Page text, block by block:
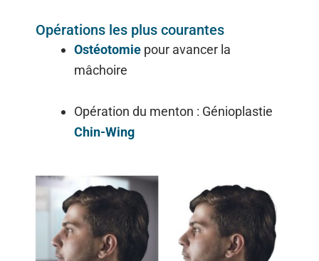
Opérations les plus courantes
Ostéotomie pour avancer la
mâchoire
Opération du menton : Génioplastie
Chin-Wing